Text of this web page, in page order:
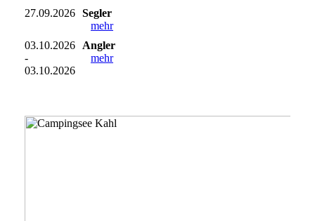
27.09.2026 Segler
mehr
03.10.2026
-
03.10.2026
Angler
mehr